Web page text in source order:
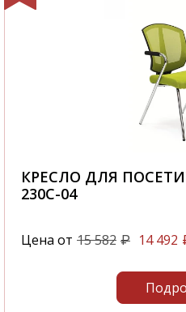
КРЕСЛО ДЛЯ
230C-04
Цена от 15 582 ₽ 14 492